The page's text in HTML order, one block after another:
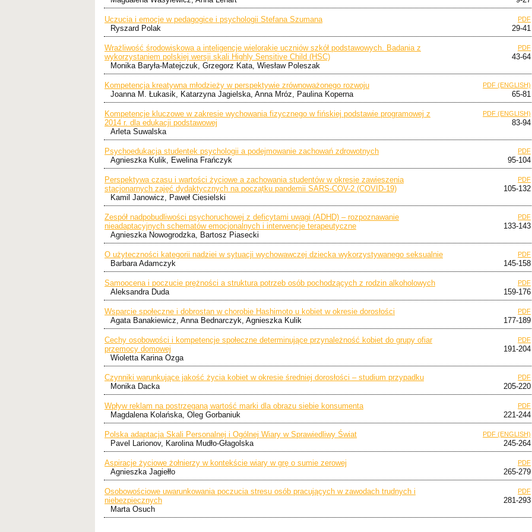
Uczucia i emocje w pedagogice i psychologii Stefana Szumana
Ryszard Polak
PDF
29-41
Wrażliwość środowiskowa a inteligencje wielorakie uczniów szkół podstawowych. Badania z
wykorzystaniem polskiej wersji skali Highly Sensitive Child (HSC)
Monika Baryła-Matejczuk, Grzegorz Kata, Wiesław Poleszak
PDF
43-64
Kompetencja kreatywna młodzieży w perspektywie zrównoważonego rozwoju
Joanna M. Łukasik, Katarzyna Jagielska, Anna Mróz, Paulina Koperna
PDF (ENGLISH)
65-81
Kompetencje kluczowe w zakresie wychowania fizycznego w fińskiej podstawie programowej z
2014 r. dla edukacji podstawowej
Arleta Suwalska
PDF (ENGLISH)
83-94
Psychoedukacja studentek psychologii a podejmowanie zachowań zdrowotnych
Agnieszka Kulik, Ewelina Frańczyk
PDF
95-104
Perspektywa czasu i wartości życiowe a zachowania studentów w okresie zawieszenia
stacjonarnych zajęć dydaktycznych na początku pandemii SARS-COV-2 (COVID-19)
Kamil Janowicz, Paweł Ciesielski
PDF
105-132
Zespół nadpobudliwości psychoruchowej z deficytami uwagi (ADHD) – rozpoznawanie
nieadaptacyjnych schematów emocjonalnych i interwencje terapeutyczne
Agnieszka Nowogrodzka, Bartosz Piasecki
PDF
133-143
O użyteczności kategorii nadziei w sytuacji wychowawczej dziecka wykorzystywanego seksualnie
Barbara Adamczyk
PDF
145-158
Samoocena i poczucie prężności a struktura potrzeb osób pochodzących z rodzin alkoholowych
Aleksandra Duda
PDF
159-176
Wsparcie społeczne i dobrostan w chorobie Hashimoto u kobiet w okresie dorosłości
Agata Banakiewicz, Anna Bednarczyk, Agnieszka Kulik
PDF
177-189
Cechy osobowości i kompetencje społeczne determinujące przynależność kobiet do grupy ofiar
przemocy domowej
Wioletta Karina Ozga
PDF
191-204
Czynniki warunkujące jakość życia kobiet w okresie średniej dorosłości – studium przypadku
Monika Dacka
PDF
205-220
Wpływ reklam na postrzeganą wartość marki dla obrazu siebie konsumenta
Magdalena Kolańska, Oleg Gorbaniuk
PDF
221-244
Polska adaptacja Skali Personalnej i Ogólnej Wiary w Sprawiedliwy Świat
Pavel Larionov, Karolina Mudło-Głagolska
PDF (ENGLISH)
245-264
Aspiracje życiowe żołnierzy w kontekście wiary w grę o sumie zerowej
Agnieszka Jagiełło
PDF
265-279
Osobowościowe uwarunkowania poczucia stresu osób pracujących w zawodach trudnych i
niebezpiecznych
Marta Osuch
PDF
281-293